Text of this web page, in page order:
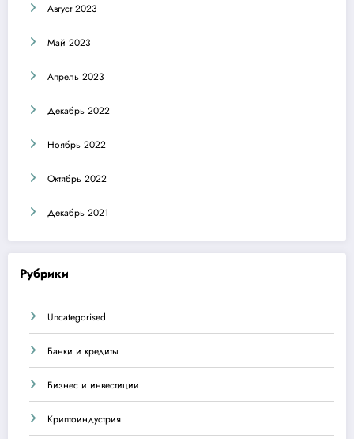
Август 2023
Май 2023
Апрель 2023
Декабрь 2022
Ноябрь 2022
Октябрь 2022
Декабрь 2021
Рубрики
Uncategorised
Банки и кредиты
Бизнес и инвестиции
Криптоиндустрия